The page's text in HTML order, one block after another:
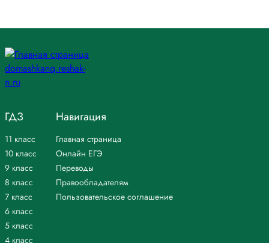
ГДЗ
11 класс
10 класс
9 класс
8 класс
7 класс
6 класс
5 класс
4 класс
Навигация
Главная страница
Онлайн ЕГЭ
Переводы
Правообладателям
Пользовательское соглашение